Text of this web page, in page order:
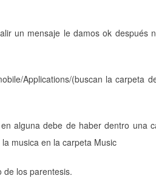
un mensaje le damos ok después
Applications/(buscan la carpeta
alguna debe de haber dentro una
musica en la carpeta Music
de los parentesis.